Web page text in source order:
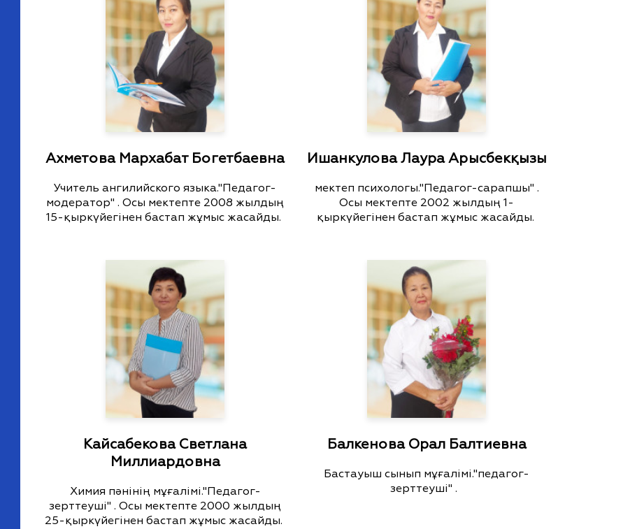
Ахметова Мархабат Богетбаевна
Учитель ангилийского языка."Педагог-
модератор" . Осы мектепте 2008 жылдың
15-қыркүйегінен бастап жұмыс жасайды.
Ишанкулова Лаура Арысбекқызы
мектеп психологы."Педагог-сарапшы" .
Осы мектепте 2002 жылдың 1-
қыркүйегінен бастап жұмыс жасайды.
Кайсабекова Светлана
Миллиардовна
Химия пәнінің мұғалімі."Педагог-
зерттеуші" . Осы мектепте 2000 жылдың
25-қыркүйегінен бастап жұмыс жасайды.
Балкенова Орал Балтиевна
Бастауыш сынып мұғалімі."педагог-
зерттеуші" .